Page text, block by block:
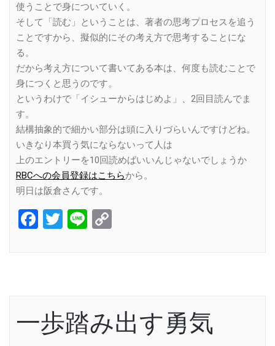
使うことで身についていく。
そして「読む」ということは、著者の思考プロセスを追う
ことですから、擬似的にその考え方で思考することにな
る。
だから考え方について書いてある本は、何度も読むことで
身につくと思うのです。
というわけで「イシューからはじめよ」、2回目読んでま
す。
結構抽象的で細かい部分は頭に入りづらいんですけどね。
いきなり本買う気にならないって人は
上のエントリーを10回読めばいいんじゃないでしょうか
RBCへの会員登録はこちらから。
明日は阪倉さんです。
Facebook
Twitter
Line
一歩踏み出す勇気